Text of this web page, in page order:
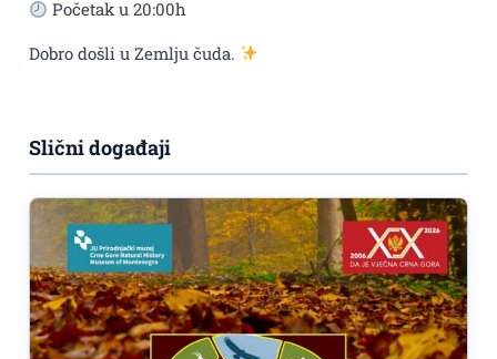
Početak u 20:00h
Dobro došli u Zemlju čuda.
Slični događaji